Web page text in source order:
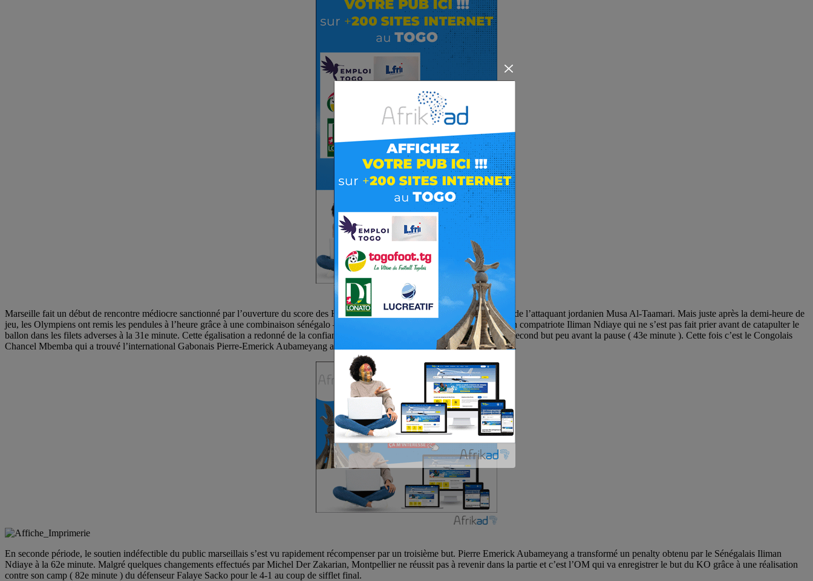
Marseille fait un début de rencontre médiocre sanctionné par l’ouverture du score des Heraultais ( Montpellier ) à la 5e minute, œuvre de l’attaquant jordanien Musa Al-Taamari. Mais juste après la demi-heure de
jeu, les Olympiens ont remis les pendules à l’heure grâce à une combinaison sénégalo – sénégalaise. En effet, Ismaïla Sarr a décalé son compatriote Iliman Ndiaye qui ne s’est pas fait prier avant de catapulter le
ballon dans les filets adverses à la 31e minute. Cette égalisation a redonné de la confiance aux Marseillais qui ont fini par marquer un second but peu avant la pause ( 43e minute ). Cette fois c’est le Congolais
Chancel Mbemba qui a trouvé l’international Gabonais Pierre-Emerick Aubameyang au deuxième poteau pour le 2 buts à 1 à la pause.
En seconde période, le soutien indéfectible du public marseillais s’est vu rapidement récompenser par un troisième but. Pierre Emerick Aubameyang a transformé un penalty obtenu par le Sénégalais Iliman
Ndiaye à la 62e minute. Malgré quelques changements effectués par Michel Der Zakarian, Montpellier ne réussit pas à revenir dans la partie et c’est l’OM qui va enregistrer le but du KO grâce à une réalisation
contre son camp ( 82e minute ) du défenseur Falaye Sacko pour le 4-1 au coup de sifflet final.